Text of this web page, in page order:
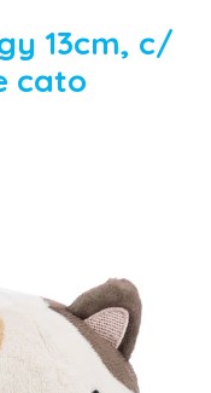
13cm, c/
cato